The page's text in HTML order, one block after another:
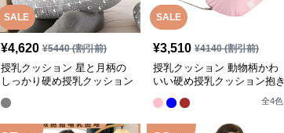
SALE
¥4,620 ¥5440(割引前)
授乳クッション 星と月柄の
しっかり硬め授乳クッション
SALE
¥3,510 ¥4140(割引前)
授乳クッション 動物柄かわ
いい硬め授乳クッション抱き
全4色